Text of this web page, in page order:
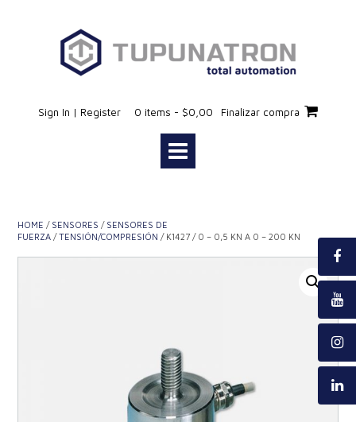
Sign In | Register 0 items - $0,00 Finalizar compra
HOME / SENSORES / SENSORES DE
FUERZA /TENSIÓN/COMPRESIÓN / K1427 / 0 – 0,5 KN A 0 – 200 KN